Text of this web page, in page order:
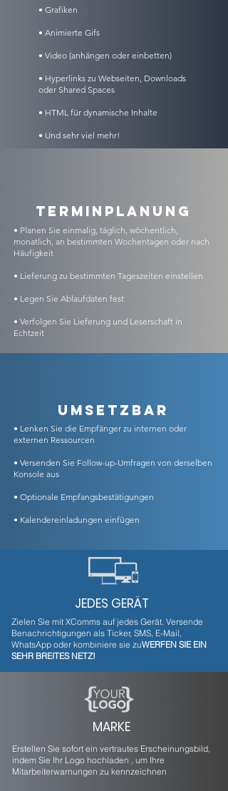
• Grafiken
• Animierte Gifs
• Video (anhängen oder einbetten)
• Hyperlinks zu Webseiten, Downloads
oder Shared Spaces
• HTML für dynamische Inhalte
• Und sehr viel mehr!
Terminplanung
• Planen Sie einmalig, täglich, wöchentlich,
monatlich, an bestimmten Wochentagen oder nach
Häufigkeit
• Lieferung zu bestimmten Tageszeiten einstellen
• Legen Sie Ablaufdaten fest
• Verfolgen Sie Lieferung und Leserschaft in
Echtzeit
Umsetzbar
• Lenken Sie die Empfänger zu internen oder
externen Ressourcen
• Versenden Sie Follow-up-Umfragen von derselben
Konsole aus
• Optionale Empfangsbestätigungen
• Kalendereinladungen einfügen
JEDES GERÄT
Zielen Sie mit XComms auf jedes Gerät. Versende
Benachrichtigungen als Ticker, SMS, E-Mail,
WhatsApp oder kombiniere sie zuWERFEN SIE EIN
SEHR BREITES NETZ!
MARKE
Erstellen Sie sofort ein vertrautes Erscheinungsbild,
indem Sie Ihr Logo hochladen , um Ihre
Mitarbeiterwarnungen zu kennzeichnen